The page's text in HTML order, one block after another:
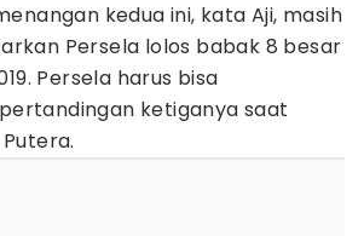
kedua ini, kata Aji, masih
Persela lolos babak 8 besar
Persela harus bisa
ketiganya saat